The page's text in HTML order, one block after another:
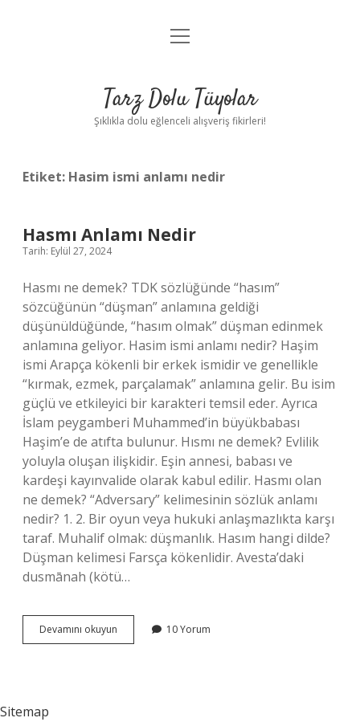
Anasayfa
Yasal Uyarı
menüyü
Tarz Dolu Tüyolar
Şıklıkla dolu eğlenceli alışveriş fikirleri!
Etiket: Hasim ismi anlamı nedir
Hasmı Anlamı Nedir
Tarih: Eylül 27, 2024
Hasmı ne demek? TDK sözlüğünde “hasım”
sözcüğünün “düşman” anlamına geldiği
düşünüldüğünde, “hasım olmak” düşman edinmek
anlamına geliyor. Hasim ismi anlamı nedir? Haşim
ismi Arapça kökenli bir erkek ismidir ve genellikle
“kırmak, ezmek, parçalamak” anlamına gelir. Bu isim
güçlü ve etkileyici bir karakteri temsil eder. Ayrıca
İslam peygamberi Muhammed’in büyükbabası
Haşim’e de atıfta bulunur. Hısmı ne demek? Evlilik
yoluyla oluşan ilişkidir. Eşin annesi, babası ve
kardeşi kayınvalide olarak kabul edilir. Hasmı olan
ne demek? “Adversary” kelimesinin sözlük anlamı
nedir? 1. 2. Bir oyun veya hukuki anlaşmazlıkta karşı
taraf. Muhalif olmak: düşmanlık. Hasım hangi dilde?
Düşman kelimesi Farsça kökenlidir. Avesta’daki
dusmānah (kötü…
Devamını okuyun
Anlamı
10 Yorum
Sitemap